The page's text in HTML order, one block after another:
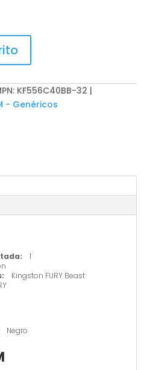
KF556C40BB-32
- Genéricos
1
Kingston FURY Beast
Negro